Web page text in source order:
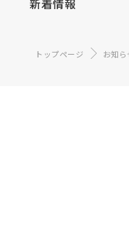
トップページ お知ら